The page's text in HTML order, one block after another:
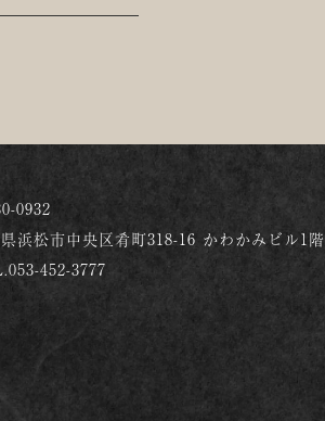
0932
浜松市中央区肴町318-16 かわかみビル1階
452-3777